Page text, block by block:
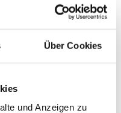
Über Cookies
und Anzeigen zu
gut zu machen…